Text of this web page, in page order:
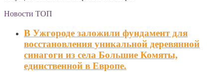
Новости ТОП
В Ужгороде заложили фундамент для
восстановления уникальной деревянной
синагоги из села Большие Комяты,
единственной в Европе.